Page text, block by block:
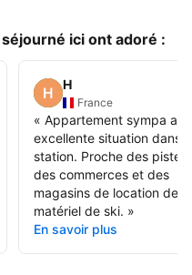
ici ont adoré :
H
France
« Appartement sympa
excellente situation dans
station. Proche des pistes,
des commerces et des
magasins de location de
matériel de ski. »
En savoir plus